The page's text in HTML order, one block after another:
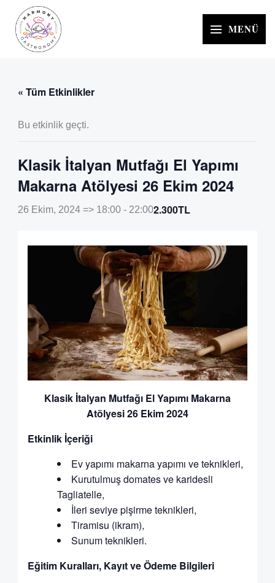
İçeriğe
MENÜ
« Tüm Etkinlikler
Bu etkinlik geçti.
Klasik İtalyan Mutfağı El Yapımı
Makarna Atölyesi 26 Ekim 2024
26 Ekim, 2024 => 18:00- 22:002.300TL
Klasik İtalyan Mutfağı El Yapımı Makarna
Atölyesi 26 Ekim 2024
Etkinlik İçeriği
Ev yapımı makarna yapımı ve teknikleri,
Kurutulmuş domates ve karidesli
Tagliatelle,
İleri seviye pişirme teknikleri,
Tiramisu (ikram),
Sunum teknikleri.
Eğitim Kuralları, Kayıt ve Ödeme Bilgileri